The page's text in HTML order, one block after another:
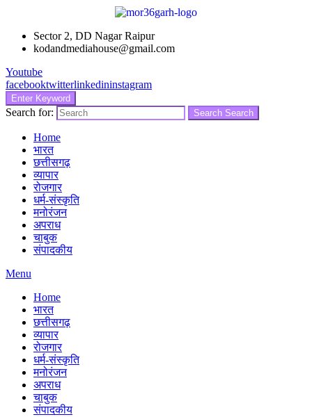
Sector 2, DD Nagar Raipur
kodandmediahouse@gmail.com
Youtube
facebooktwitterlinkedininstagram
Enter Keyword
Search for: Search Search
Home
भारत
छत्तीसगढ़
व्यापार
रोजगार
धर्म-संस्कृति
मनोरंजन
अपराध
चाबुक
संपादकीय
Menu
Home
भारत
छत्तीसगढ़
व्यापार
रोजगार
धर्म-संस्कृति
मनोरंजन
अपराध
चाबुक
संपादकीय